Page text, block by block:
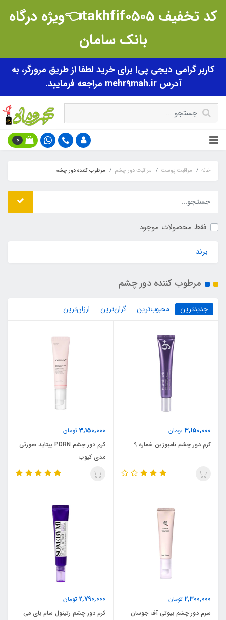
کد تخفیف takhfif0505👈ویژه درگاه
بانک سامان
کاربر گرامی دیجی پی! برای خرید لطفا از طریق مرورگر، به
آدرس mehr9mah.ir مراجعه فرمایید.
0
خانه مراقبت پوست مراقبت دور چشم مرطوب کننده دور چشم
فقط محصولات موجود
برند
مرطوب کننده دور چشم
جدیدترین محبوب‌ترین گران‌ترین ارزان‌ترین
3,150,000 تومان
کرم دور چشم نامبوزین شماره 9
3,150,000 تومان
کرم دور چشم PDRN پپتاید صورتی
مدی کیوب
2,300,000 تومان
سرم دور چشم بیوتی آف جوسان
2,790,000 تومان
کرم دور چشم رتینول سام بای می